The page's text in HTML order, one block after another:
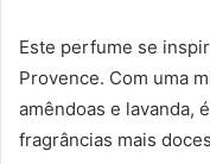
Este perfume se
Provence. Com uma
amêndoas e lavanda,
fragrâncias mais